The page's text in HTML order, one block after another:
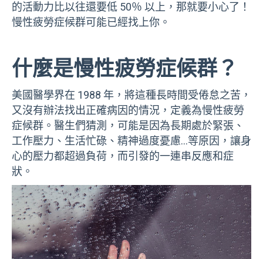
的活動力比以往還要低 50％ 以上，那就要小心了！
慢性疲勞症候群可能已經找上你。
什麼是慢性疲勞症候群？
美國醫學界在 1988 年，將這種長時間受倦怠之苦，
又沒有辦法找出正確病因的情況，定義為慢性疲勞
症候群。醫生們猜測，可能是因為長期處於緊張、
工作壓力、生活忙碌、精神過度憂慮…等原因，讓身
心的壓力都超過負荷，而引發的一連串反應和症
狀。